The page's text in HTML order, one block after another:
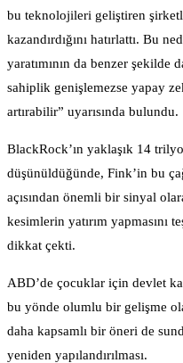
bu teknolojileri geliştiren
kazandırdığını hatırlattı. Bu
yaratımının da benzer şekilde
sahiplik genişlemezse yapay
artırabilir” uyarısında bulundu.
BlackRock’ın yaklaşık 14
düşünüldüğünde, Fink’in bu
açısından önemli bir sinyal
kesimlerin yatırım yapmasını
dikkat çekti.
ABD’de çocuklar için devlet
bu yönde olumlu bir gelişme
daha kapsamlı bir öneri de
yeniden yapılandırılması.